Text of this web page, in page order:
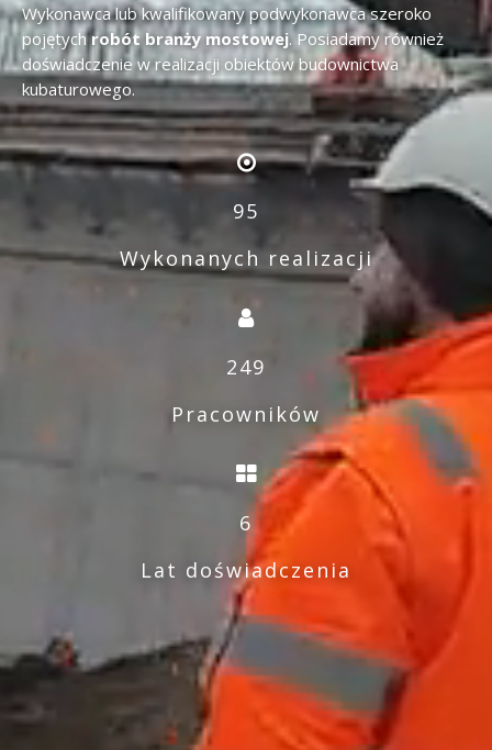
Wykonawca lub kwalifikowany podwykonawca szeroko
pojętychrobót branży mostowej. Posiadamy również
doświadczenie w realizacji obiektów budownictwa
kubaturowego.
95
Wykonanych realizacji
249
Pracowników
6
Lat doświadczenia